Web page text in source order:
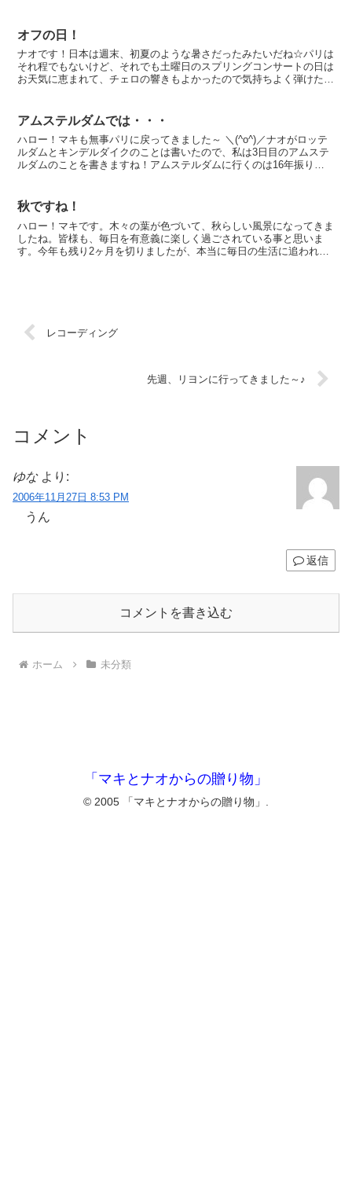
オフの日！
ナオです！日本は週末、初夏のような暑さだったみたいだね☆パリは
それ程でもないけど、それでも土曜日のスプリングコンサートの日は
お天気に恵まれて、チェロの響きもよかったので気持ちよく弾けたよ
アムステルダムでは・・・
ハロー！マキも無事パリに戻ってきました～ ＼(^o^)／ナオがロッテ
ルダムとキンデルダイクのことは書いたので、私は3日目のアムステ
ルダムのことを書きますね！アムステルダムに行くのは16年振りで
秋ですね！
ハロー！マキです。木々の葉が色づいて、秋らしい風景になってきま
したね。皆様も、毎日を有意義に楽しく過ごされている事と思いま
す。今年も残り2ヶ月を切りましたが、本当に毎日の生活に追われて
レコーディング
先週、リヨンに行ってきました～♪
コメント
ゆな より:
2006年11月27日 8:53 PM
うん
返信
コメントを書き込む
ホーム 未分類
「マキとナオからの贈り物」
© 2005 「マキとナオからの贈り物」.